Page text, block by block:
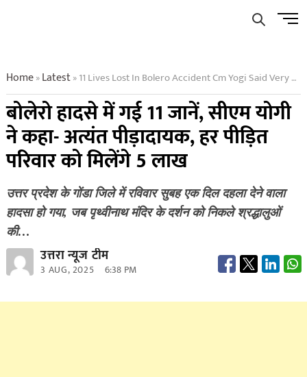
Menu
Home»Latest»11 Lives Lost In Bolero Accident Cm Yogi Said Very Painful Every Affected Family Will Get Rs 5 Lakh
बोलेरो हादसे में गई 11 जानें, सीएम योगी
ने कहा- अत्यंत पीड़ादायक, हर पीड़ित
परिवार को मिलेंगे 5 लाख
उत्तर प्रदेश के गोंडा जिले में रविवार सुबह एक दिल दहला देने वाला
हादसा हो गया, जब पृथ्वीनाथ मंदिर के दर्शन को निकले श्रद्धालुओं
की…
उत्तरा न्यूज टीम
3 AUG, 2025 6:38 PM